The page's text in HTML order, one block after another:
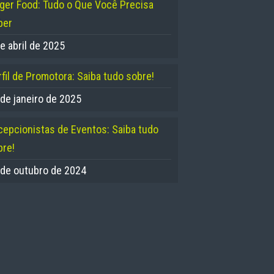
Food: Tudo o Que Você Precisa
abril de 2025
de Promotora: Saiba tudo sobre!
janeiro de 2025
de Eventos: Saiba tudo
outubro de 2024